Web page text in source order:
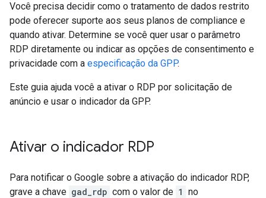
Você precisa decidir como o tratamento de dados restrito
pode oferecer suporte aos seus planos de compliance e
quando ativar. Determine se você quer usar o parâmetro
RDP diretamente ou indicar as opções de consentimento e
privacidade com a especificação da GPP.
Este guia ajuda você a ativar o RDP por solicitação de
anúncio e usar o indicador da GPP.
Ativar o indicador RDP
Para notificar o Google sobre a ativação do indicador RDP,
grave a chave gad_rdp com o valor de 1 no